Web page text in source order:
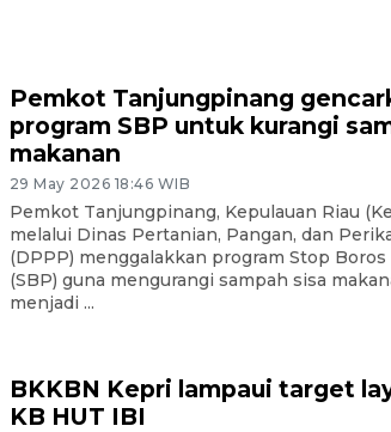
Pemkot Tanjungpinang
program SBP untuk kurangi
makanan
29 May 2026 18:46 WIB
Pemkot Tanjungpinang, Kepulauan Riau
melalui Dinas Pertanian, Pangan, dan
(DPPP) menggalakkan program Stop Boros
(SBP) guna mengurangi sampah sisa
menjadi ...
BKKBN Kepri lampaui target
KB HUT IBI
Distribusi logistik
08 February 2024 15:30 WIB,